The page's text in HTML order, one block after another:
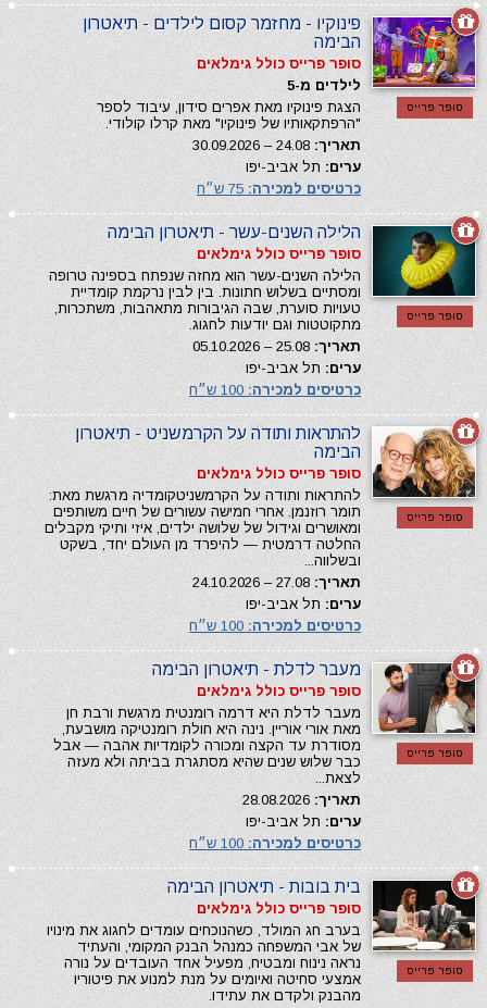
סופר פרייס
פינוקיו - מחזמר קסום לילדים - תיאטרון
הבימה
סופר פרייס כולל גימלאים
לילדים מ-5
הצגת פינוקיו מאת אפרים סידון, עיבוד לספר
"הרפתקאותיו של פינוקיו" מאת קרלו קולודי.
תאריך:
ערים: תל אביב-יפו
כרטיסים למכירה:
סופר פרייס
הלילה השנים-עשר - תיאטרון הבימה
סופר פרייס כולל גימלאים
הלילה השנים-עשר הוא מחזה שנפתח בספינה טרופה
ומסתיים בשלוש חתונות. בין לבין נרקמת קומדיית
טעויות סוערת, שבה הגיבורות מתאהבות, משתכרות,
מתקוטטות וגם יודעות לחגוג.
תאריך:
ערים: תל אביב-יפו
כרטיסים למכירה:
סופר פרייס
להתראות ותודה על הקרמשניט - תיאטרון
הבימה
סופר פרייס כולל גימלאים
להתראות ותודה על הקרמשניטקומדיה מרגשת מאת:
תומר רוזנמן. אחרי חמישה עשורים של חיים משותפים
ומאושרים וגידול של שלושה ילדים, איזי ותיקי מקבלים
החלטה דרמטית — להיפרד מן העולם יחד, בשקט
ובשלווה...
תאריך:
ערים: תל אביב-יפו
כרטיסים למכירה:
סופר פרייס
מעבר לדלת - תיאטרון הבימה
סופר פרייס כולל גימלאים
מעבר לדלת היא דרמה רומנטית מרגשת ורבת חן
מאת אורי אוריין. נינה היא חולת רומנטיקה מושבעת,
מסודרת עד הקצה ומכורה לקומדיות אהבה — אבל
כבר שלוש שנים שהיא מסתגרת בביתה ולא מעזה
לצאת...
תאריך:
ערים: תל אביב-יפו
כרטיסים למכירה:
סופר פרייס
בית בובות - תיאטרון הבימה
סופר פרייס כולל גימלאים
בערב חג המולד, כשהנוכחים עומדים לחגוג את מינויו
של אבי המשפחה כמנהל הבנק המקומי, והעתיד
נראה נינוח ומבטיח, מפעיל אחד העובדים על נורה
אמצעי סחיטה ואיומים על מנת למנוע את פיטוריו
מהבנק ולקדם את עתידו.